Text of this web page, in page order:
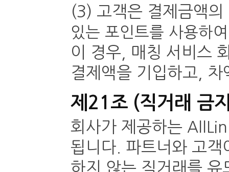
(3) 고객은 결제금액
있는 포인트를 사용하
이 경우, 매칭 서비스
결제액을 기입하고,
제21조 (직거래 금
회사가 제공하는
됩니다. 파트너와 고
하지 않는 직거래를